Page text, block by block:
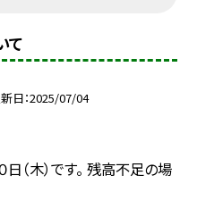
て
日 2025/07/04
（木）です。 残高不足の場